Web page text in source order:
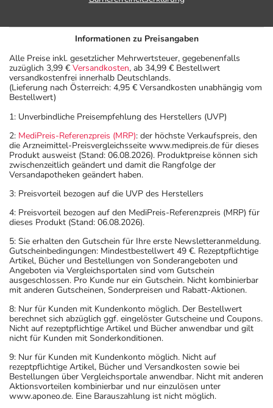
Informationen zu Preisangaben
Alle Preise inkl. gesetzlicher Mehrwertsteuer, gegebenenfalls
zuzüglich 3,99 € Versandkosten, ab 34,99 € Bestellwert
versandkostenfrei innerhalb Deutschlands.
(Lieferung nach Österreich: 4,95 € Versandkosten unabhängig vom
Bestellwert)
1: Unverbindliche Preisempfehlung des Herstellers (UVP)
2: MediPreis-Referenzpreis (MRP): der höchste Verkaufspreis, den
die Arzneimittel-Preisvergleichsseite www.medipreis.de für dieses
Produkt ausweist (Stand: 06.08.2026). Produktpreise können sich
zwischenzeitlich geändert und damit die Rangfolge der
Versandapotheken geändert haben.
3: Preisvorteil bezogen auf die UVP des Herstellers
4: Preisvorteil bezogen auf den MediPreis-Referenzpreis (MRP) für
dieses Produkt (Stand: 06.08.2026).
5: Sie erhalten den Gutschein für Ihre erste Newsletteranmeldung.
Gutscheinbedingungen: Mindestbestellwert 49 €. Rezeptpflichtige
Artikel, Bücher und Bestellungen von Sonderangeboten und
Angeboten via Vergleichsportalen sind vom Gutschein
ausgeschlossen. Pro Kunde nur ein Gutschein. Nicht kombinierbar
mit anderen Gutscheinen, Sonderpreisen und Rabatt-Aktionen.
8: Nur für Kunden mit Kundenkonto möglich. Der Bestellwert
berechnet sich abzüglich ggf. eingelöster Gutscheine und Coupons.
Nicht auf rezeptpflichtige Artikel und Bücher anwendbar und gilt
nicht für Kunden mit Sonderkonditionen.
9: Nur für Kunden mit Kundenkonto möglich. Nicht auf
rezeptpflichtige Artikel, Bücher und Versandkosten sowie bei
Bestellungen über Vergleichsportale anwendbar. Nicht mit anderen
Aktionsvorteilen kombinierbar und nur einzulösen unter
www.aponeo.de. Eine Barauszahlung ist nicht möglich.